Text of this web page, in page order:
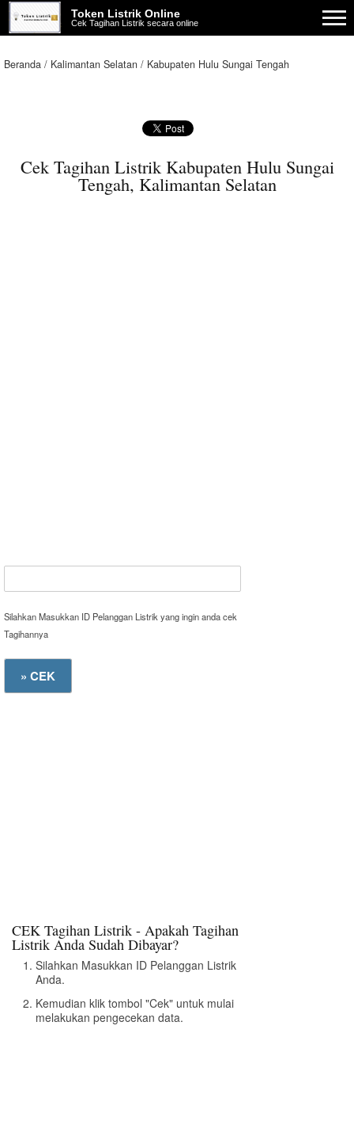
Token Listrik Online
Cek Tagihan Listrik secara online
Beranda Kalimantan Selatan Kabupaten Hulu Sungai Tengah
Cek Tagihan Listrik Kabupaten Hulu Sungai
Tengah, Kalimantan Selatan
Silahkan Masukkan ID Pelanggan Listrik yang ingin anda cek
Tagihannya
CEK Tagihan Listrik - Apakah Tagihan
Listrik Anda Sudah Dibayar?
Silahkan Masukkan ID Pelanggan Listrik
Anda.
Kemudian klik tombol "Cek" untuk mulai
melakukan pengecekan data.